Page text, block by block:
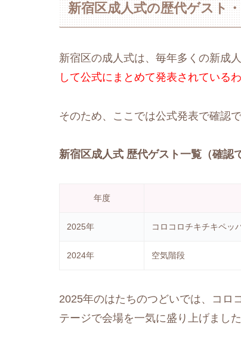
新宿区成人式の歴代ゲスト
新宿区の成人式は、毎年多くの新成
して公式にまとめて発表されている
そのため、ここでは公式発表で確認
新宿区成人式 歴代ゲスト一覧（確認
年度
2025年 コロコロチキチキペッ
2024年 空気階段
2025年のはたちのつどいでは、コロ
テージで会場を一気に盛り上げました